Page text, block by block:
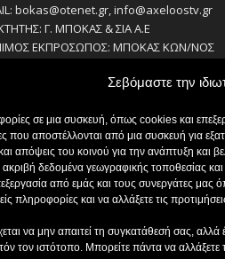
Σεβόμαστε την
σε μια συσκευή, όπως cookies και
αποστέλλονται από μια συσκευή για
απόψεις του κοινού για την ανάπτυξη και
δεδομένα γεωγραφικής τοποθεσίας
από εμάς και τους συνεργάτες μας
και να αλλάξετε τις
να μην απαιτεί τη συγκατάθεσή σας, αλλά
τον ιστότοπο. Μπορείτε πάντα να αλλάξετε
bokas@otenet.gr, info@axeloostv.gr
Γ. ΜΠΟΚΑΣ & ΣΙΑ Α.Ε
ΕΚΠΡΟΣΩΠΟΣ: ΜΠΟΚΑΣ ΚΩΝ/ΝΟΣ
ΣΥΝΤΑΞΗΣ:ΚΟΥΤΣΙΚΟΣ ΠΑΝΤΕΛΗΣ
ΠΑΝΤΕΛΗΣ
ΣΟΦΙΑ
ΔΗΜΗΤΡΗΣ